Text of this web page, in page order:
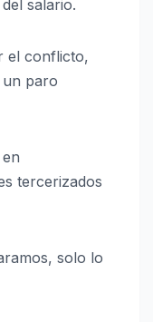
salario.
el conflicto,
paro
tercerizados
solo lo